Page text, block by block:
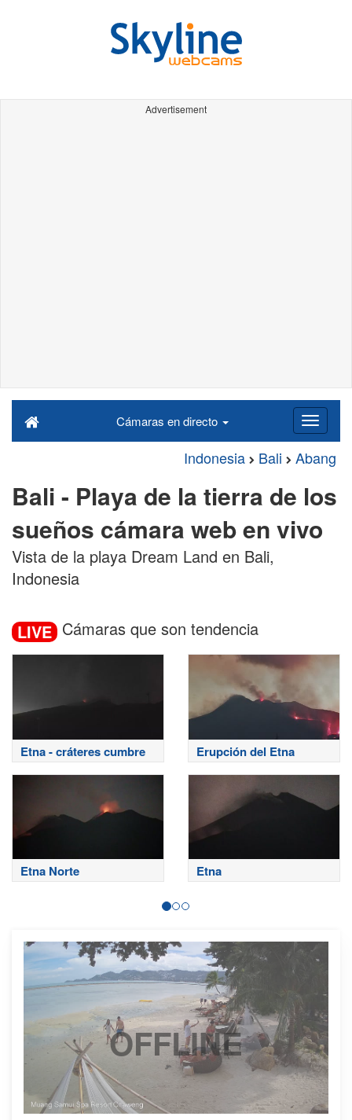
Advertisement
Cámaras en directo
Indonesia Bali Abang
Bali - Playa de la tierra de los
sueños cámara web en vivo
Vista de la playa Dream Land en Bali,
Indonesia
LIVE Cámaras que son tendencia
Etna - cráteres cumbre Erupción del Etna
Etna Norte Etna
OFFLINE